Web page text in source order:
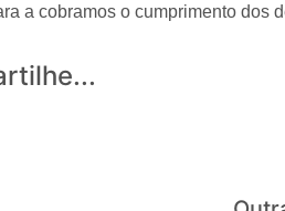
a cobramos o cumprimento dos